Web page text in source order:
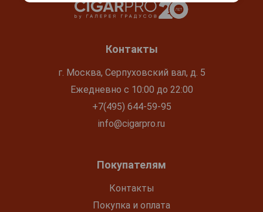
Контакты
г. Москва, Серпуховский вал, д. 5
Ежедневно с 10:00 до 22:00
+7(495) 644-59-95
info@cigarpro.ru
Покупателям
Контакты
Покупка и оплата